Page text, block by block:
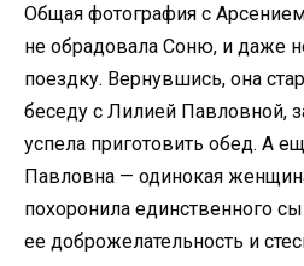
Общая фотография с
не обрадовала Соню, и даже
поездку. Вернувшись, она
беседу с Лилией Павловной,
успела приготовить обед. А
Павловна — одинокая
похоронила единственного
ее доброжелательность и